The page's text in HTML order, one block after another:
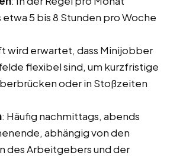
5 bis 8 Stunden pro Woche
wird erwartet, dass Minijobber
flexibel sind, um kurzfristige
oder in Stoßzeiten
: Häufig nachmittags, abends
abhängig von den
des Arbeitgebers und der